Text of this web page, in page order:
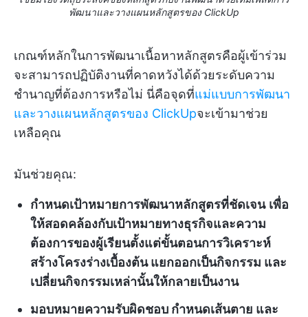
พัฒนาและวางแผนหลักสูตรของ ClickUp
เกณฑ์หลักในการพัฒนาเนื้อหาหลักสูตรคือผู้เข้าร่วม
จะสามารถปฏิบัติงานที่คาดหวังได้ด้วยระดับความ
ชำนาญที่ต้องการหรือไม่ นี่คือจุดที่แม่แบบการพัฒนา
และวางแผนหลักสูตรของ ClickUpจะเข้ามาช่วย
เหลือคุณ
มันช่วยคุณ:
กำหนดเป้าหมายการพัฒนาหลักสูตรที่ชัดเจน เพื่อ
ให้สอดคล้องกับเป้าหมายทางธุรกิจและความ
ต้องการของผู้เรียนตั้งแต่ขั้นตอนการวิเคราะห์
สร้างโครงร่างเบื้องต้น แยกออกเป็นกิจกรรม และ
เปลี่ยนกิจกรรมเหล่านั้นให้กลายเป็นงาน
มอบหมายความรับผิดชอบ กำหนดเส้นตาย และ